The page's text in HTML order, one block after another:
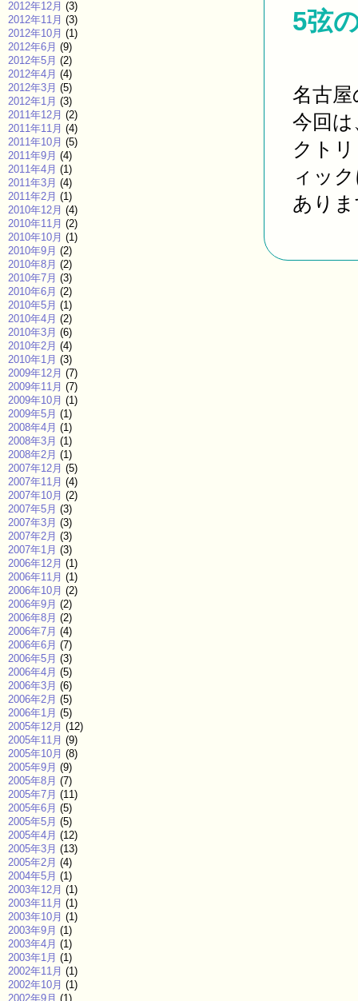
5弦
名古
今回
クト
ィッ
あり
2012年12月 (3)
2012年11月 (3)
2012年10月 (1)
2012年6月 (9)
2012年5月 (2)
2012年4月 (4)
2012年3月 (5)
2012年1月 (3)
2011年12月 (2)
2011年11月 (4)
2011年10月 (5)
2011年9月 (4)
2011年4月 (1)
2011年3月 (4)
2011年2月 (1)
2010年12月 (4)
2010年11月 (2)
2010年10月 (1)
2010年9月 (2)
2010年8月 (2)
2010年7月 (3)
2010年6月 (2)
2010年5月 (1)
2010年4月 (2)
2010年3月 (6)
2010年2月 (4)
2010年1月 (3)
2009年12月 (7)
2009年11月 (7)
2009年10月 (1)
2009年5月 (1)
2008年4月 (1)
2008年3月 (1)
2008年2月 (1)
2007年12月 (5)
2007年11月 (4)
2007年10月 (2)
2007年5月 (3)
2007年3月 (3)
2007年2月 (3)
2007年1月 (3)
2006年12月 (1)
2006年11月 (1)
2006年10月 (2)
2006年9月 (2)
2006年8月 (2)
2006年7月 (4)
2006年6月 (7)
2006年5月 (3)
2006年4月 (5)
2006年3月 (6)
2006年2月 (5)
2006年1月 (5)
2005年12月 (12)
2005年11月 (9)
2005年10月 (8)
2005年9月 (9)
2005年8月 (7)
2005年7月 (11)
2005年6月 (5)
2005年5月 (5)
2005年4月 (12)
2005年3月 (13)
2005年2月 (4)
2004年5月 (1)
2003年12月 (1)
2003年11月 (1)
2003年10月 (1)
2003年9月 (1)
2003年4月 (1)
2003年1月 (1)
2002年11月 (1)
2002年10月 (1)
2002年9月 (1)